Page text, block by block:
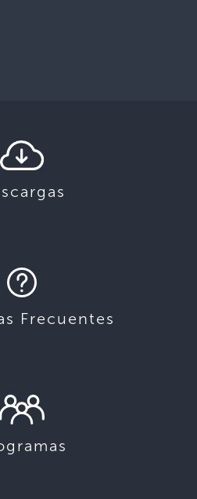
Frecuentes